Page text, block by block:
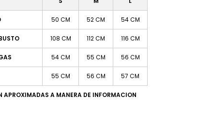
50 CM 52 CM 54 CM
108 CM 112 CM 116 CM
54 CM 55 CM 56 CM
55 CM 56 CM 57 CM
APROXIMADAS A MANERA DE INFORMACION